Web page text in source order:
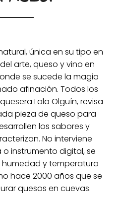
única en su tipo en
arte, queso y vino en
se sucede la magia
afinación. Todos los
Lola Olguín, revisa
pieza de queso para
los sabores y
No interviene
instrumento digital, se
y temperatura
hace 2000 años que se
quesos en cuevas.